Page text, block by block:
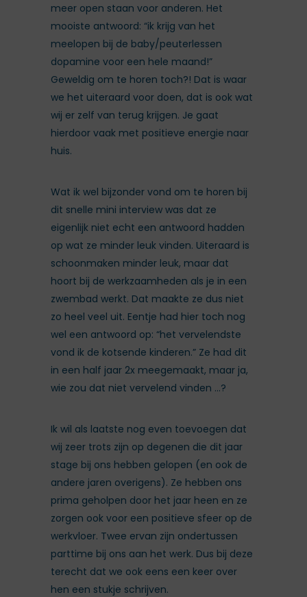
meer open staan voor anderen. Het
mooiste antwoord: “ik krijg van het
meelopen bij de baby/peuterlessen
dopamine voor een hele maand!”
Geweldig om te horen toch?! Dat is waar
we het uiteraard voor doen, dat is ook wat
wij er zelf van terug krijgen. Je gaat
hierdoor vaak met positieve energie naar
huis.
Wat ik wel bijzonder vond om te horen bij
dit snelle mini interview was dat ze
eigenlijk niet echt een antwoord hadden
op wat ze minder leuk vinden. Uiteraard is
schoonmaken minder leuk, maar dat
hoort bij de werkzaamheden als je in een
zwembad werkt. Dat maakte ze dus niet
zo heel veel uit. Eentje had hier toch nog
wel een antwoord op: “het vervelendste
vond ik de kotsende kinderen.” Ze had dit
in een half jaar 2x meegemaakt, maar ja,
wie zou dat niet vervelend vinden …?
Ik wil als laatste nog even toevoegen dat
wij zeer trots zijn op degenen die dit jaar
stage bij ons hebben gelopen (en ook de
andere jaren overigens). Ze hebben ons
prima geholpen door het jaar heen en ze
zorgen ook voor een positieve sfeer op de
werkvloer. Twee ervan zijn ondertussen
parttime bij ons aan het werk. Dus bij deze
terecht dat we ook eens een keer over
hen een stukje schrijven.